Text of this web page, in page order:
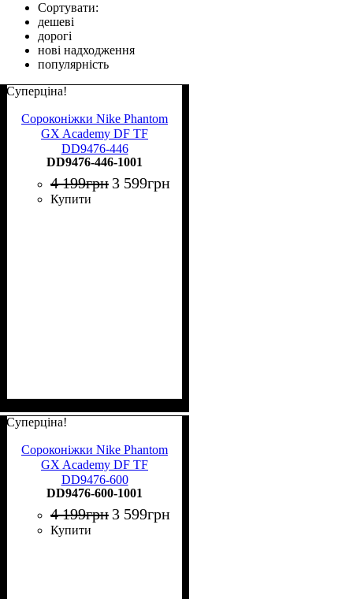
Сортувати:
дешеві
дорогі
нові надходження
популярність
Суперціна!
Сороконіжки Nike Phantom
GX Academy DF TF
DD9476-446
DD9476-446-1001
4 199грн 3 599грн
Купити
Суперціна!
Сороконіжки Nike Phantom
GX Academy DF TF
DD9476-600
DD9476-600-1001
4 199грн 3 599грн
Купити